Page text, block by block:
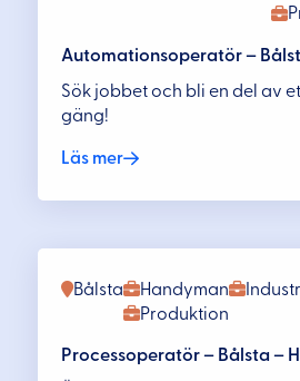
Automationsoperatör –
Sök jobbet och bli en del av
gäng!
Läs mer
Handyman
Produktion
Bålsta
Processoperatör – Bålsta –